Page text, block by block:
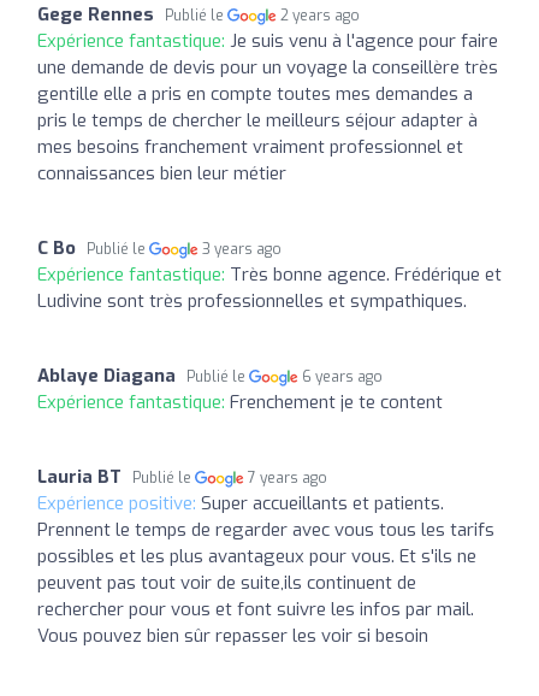
Gege Rennes Publié le 2 years ago
Expérience fantastique: Je suis venu à l'agence pour faire
une demande de devis pour un voyage la conseillère très
gentille elle a pris en compte toutes mes demandes a
pris le temps de chercher le meilleurs séjour adapter à
mes besoins franchement vraiment professionnel et
connaissances bien leur métier
C Bo Publié le 3 years ago
Expérience fantastique: Très bonne agence. Frédérique et
Ludivine sont très professionnelles et sympathiques.
Ablaye Diagana Publié le 6 years ago
Expérience fantastique: Frenchement je te content
Lauria BT Publié le 7 years ago
Expérience positive: Super accueillants et patients.
Prennent le temps de regarder avec vous tous les tarifs
possibles et les plus avantageux pour vous. Et s'ils ne
peuvent pas tout voir de suite,ils continuent de
rechercher pour vous et font suivre les infos par mail.
Vous pouvez bien sûr repasser les voir si besoin